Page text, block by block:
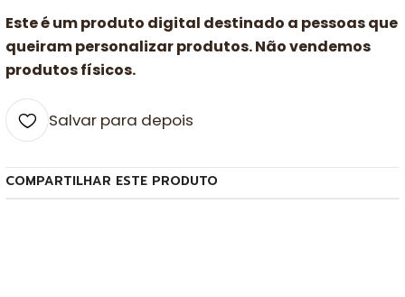
Este é um produto digital destinado a pessoas que
queiram personalizar produtos. Não vendemos
produtos físicos.
Salvar para depois
COMPARTILHAR ESTE PRODUTO